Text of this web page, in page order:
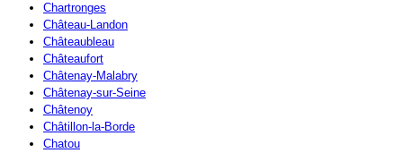
Chartronges
Château-Landon
Châteaubleau
Châteaufort
Châtenay-Malabry
Châtenay-sur-Seine
Châtenoy
Châtillon-la-Borde
Chatou